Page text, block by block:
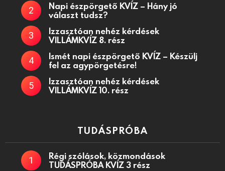
Napi észpörgető KVÍZ – Hány jó
választ tudsz?
Izzasztóan nehéz kérdések
VILLÁMKVÍZ 8. rész
Ismét napi észpörgető KVÍZ – Készülj
fel az agypörgetésre!
Izzasztóan nehéz kérdések
VILLÁMKVÍZ 10. rész
TUDÁSPRÓBA
Régi szólások, közmondások
TUDÁSPRÓBA KVÍZ 3 rész